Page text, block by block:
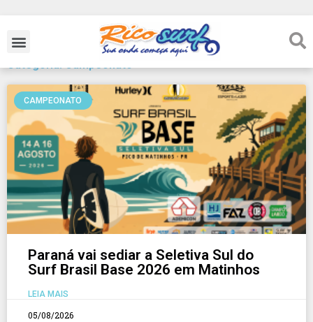
Categoria: Campeonato
CAMPEONATO
Paraná vai sediar a Seletiva Sul do
Surf Brasil Base 2026 em Matinhos
LEIA MAIS
05/08/2026